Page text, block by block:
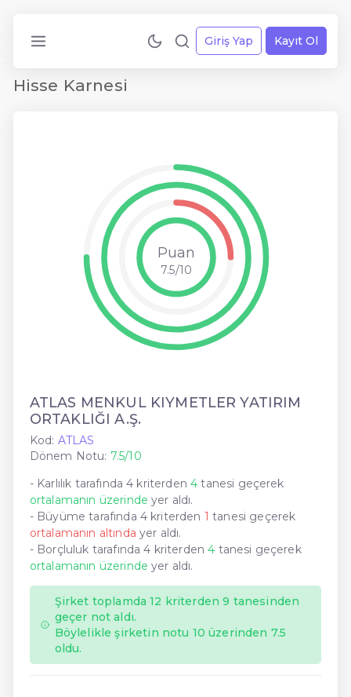
Giriş Yap Kayıt Ol
Hisse Karnesi
Puan
7.5/10
ATLAS MENKUL KIYMETLER YATIRIM
ORTAKLIĞI A.Ş.
Kod: ATLAS
Dönem Notu: 7.5/10
- Karlılık tarafında 4 kriterden4tanesi geçerek
ortalamanın üzerindeyer aldı.
- Büyüme tarafında 4 kriterden 1tanesi geçerek
ortalamanın altında yer aldı.
- Borçluluk tarafında 4 kriterden4 tanesi geçerek
ortalamanın üzerindeyer aldı.
Şirket toplamda 12 kriterden 9 tanesinden
geçer not aldı.
Böylelikle şirketin notu 10 üzerinden 7.5
oldu.